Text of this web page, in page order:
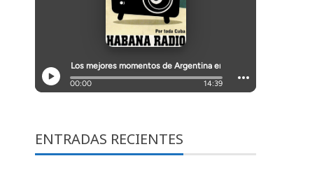
ENTRADAS RECIENTES